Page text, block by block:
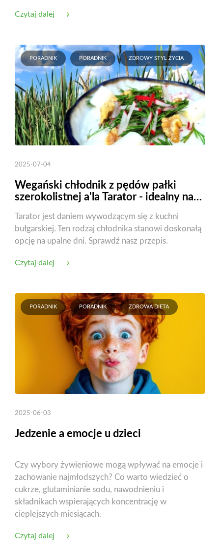
Czytaj dalej
PORADNIK PORADNIK ZDROWY STYL ŻYCIA
2025-07-04
Wegański chłodnik z pędów pałki
szerokolistnej a'la Tarator - idealny na
Tarator jest daniem wywodzącym się z kuchni
bułgarskiej. Ten rodzaj chłodnika stanowi doskonałą
opcję na upalne dni. Sprawdź nasz przepis.
Czytaj dalej
PORADNIK PORADNIK ZDROWA DIETA
2025-06-03
Jedzenie a emocje u dzieci
Czy wybory żywieniowe mogą wpływać na emocje i
zachowanie najmłodszych? Co warto wiedzieć o
cukrze, glutaminianie sodu, nawodnieniu i
składnikach wspierających koncentrację w
cieplejszych miesiącach.
Czytaj dalej